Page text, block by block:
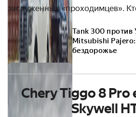
заслуженных «проходимцев».
Tank 300 против
Mitsubishi Pajero:
бездорожье
Chery Tiggo 8 Pro
Skywell